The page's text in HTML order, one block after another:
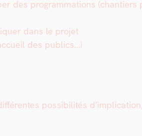
des pro­gram­ma­tions
dans le pro­jet
des publics…)
pos­si­bil­ités d’implication,